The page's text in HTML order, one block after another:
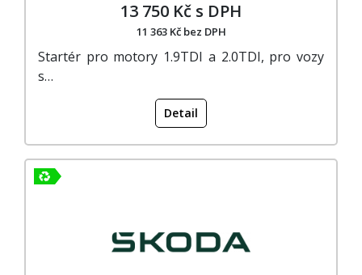
13 750 Kč s DPH
11 363 Kč bez DPH
Startér pro motory 1.9TDI a 2.0TDI, pro vozy
s…
Detail